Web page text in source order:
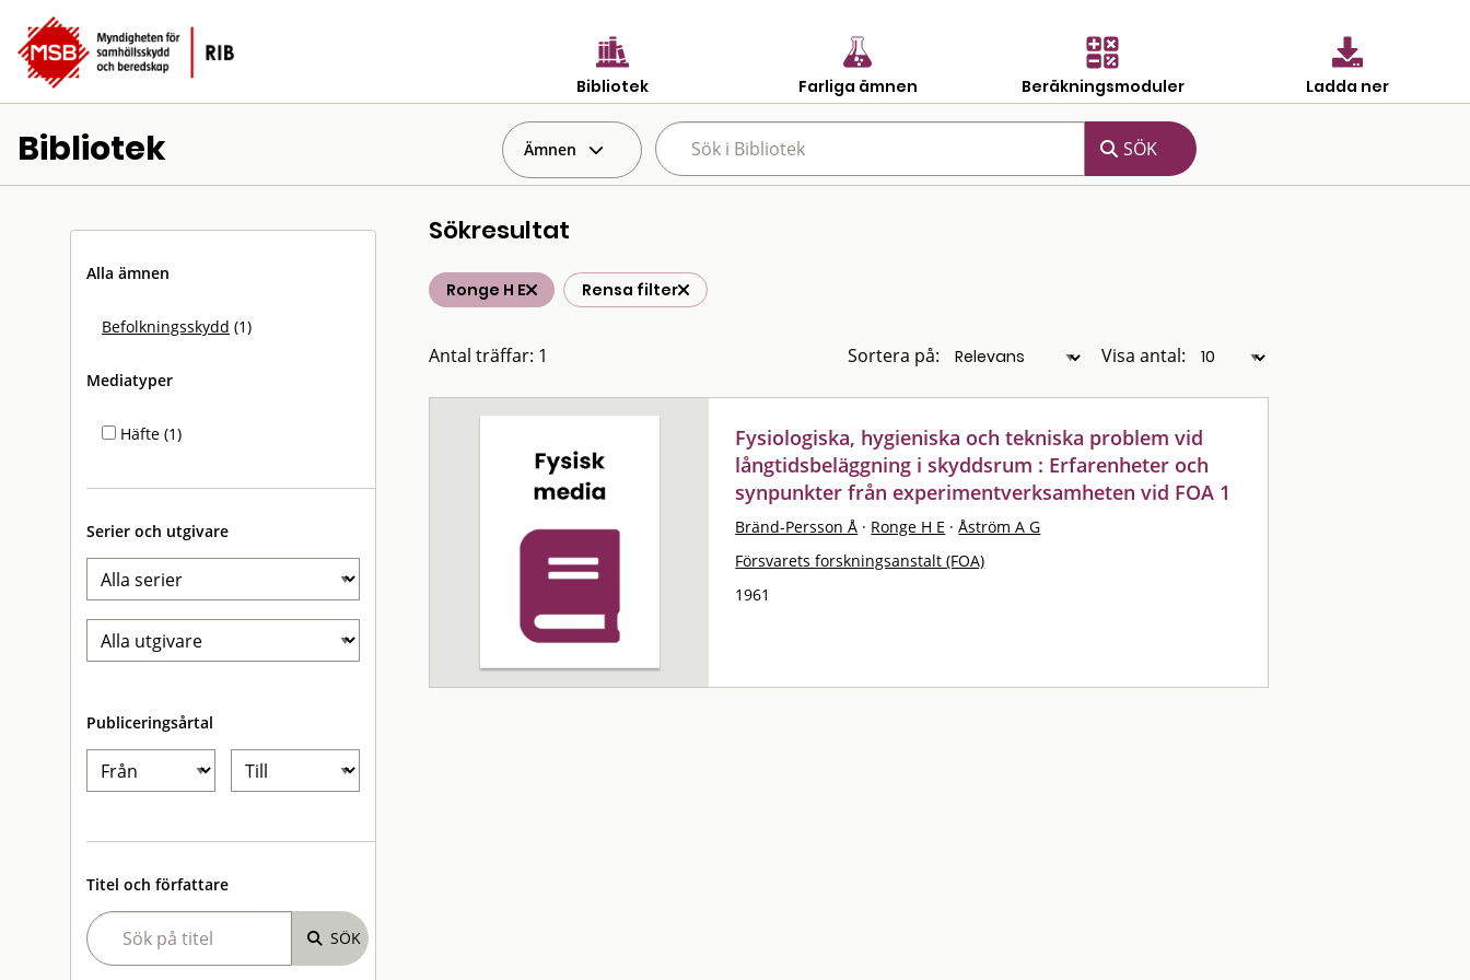
Bibliotek Farliga ämnen Beräkningsmoduler Ladda ner
Bibliotek Ämnen
Alla ämnen
Befolkningsskydd (1)
Mediatyper
Häfte (1)
Serier och utgivare
Publiceringsårtal
Titel och författare
Sökresultat
Ronge H E Rensa filter
Antal träffar: 1 Sortera på: Visa antal:
Fysiologiska, hygieniska och tekniska problem vid
långtidsbeläggning i skyddsrum : Erfarenheter och
synpunkter från experimentverksamheten vid FOA 1
Bränd-Persson Å · Ronge H E · Åström A G
Försvarets forskningsanstalt (FOA)
1961